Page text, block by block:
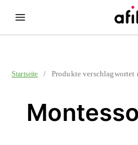
Startseite / Produkte verschlagwortet